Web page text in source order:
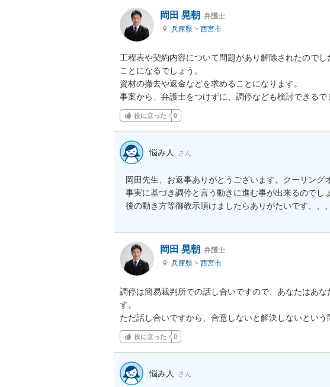
岡田 晃朝 弁護士
兵庫県 > 西宮市
工程表や契約内容について問題があり解除されたので
ことになるでしょう。
資材の撤去や返金などを求めることになります。
事案から、弁護士をつけずに、調停なども検討できるで
役に立った 0
悩み人 さん
岡田先生、お返事ありがとうございます。クーリング
事実に基づき調停と言う動きに進む事が出来るのでし
岡田 晃朝 弁護士
兵庫県 > 西宮市
調停は簡易裁判所での話し合いですので、あなたはあ
す。
ただ話し合いですから、合意しないと解決しないという
役に立った 0
悩み人 さん